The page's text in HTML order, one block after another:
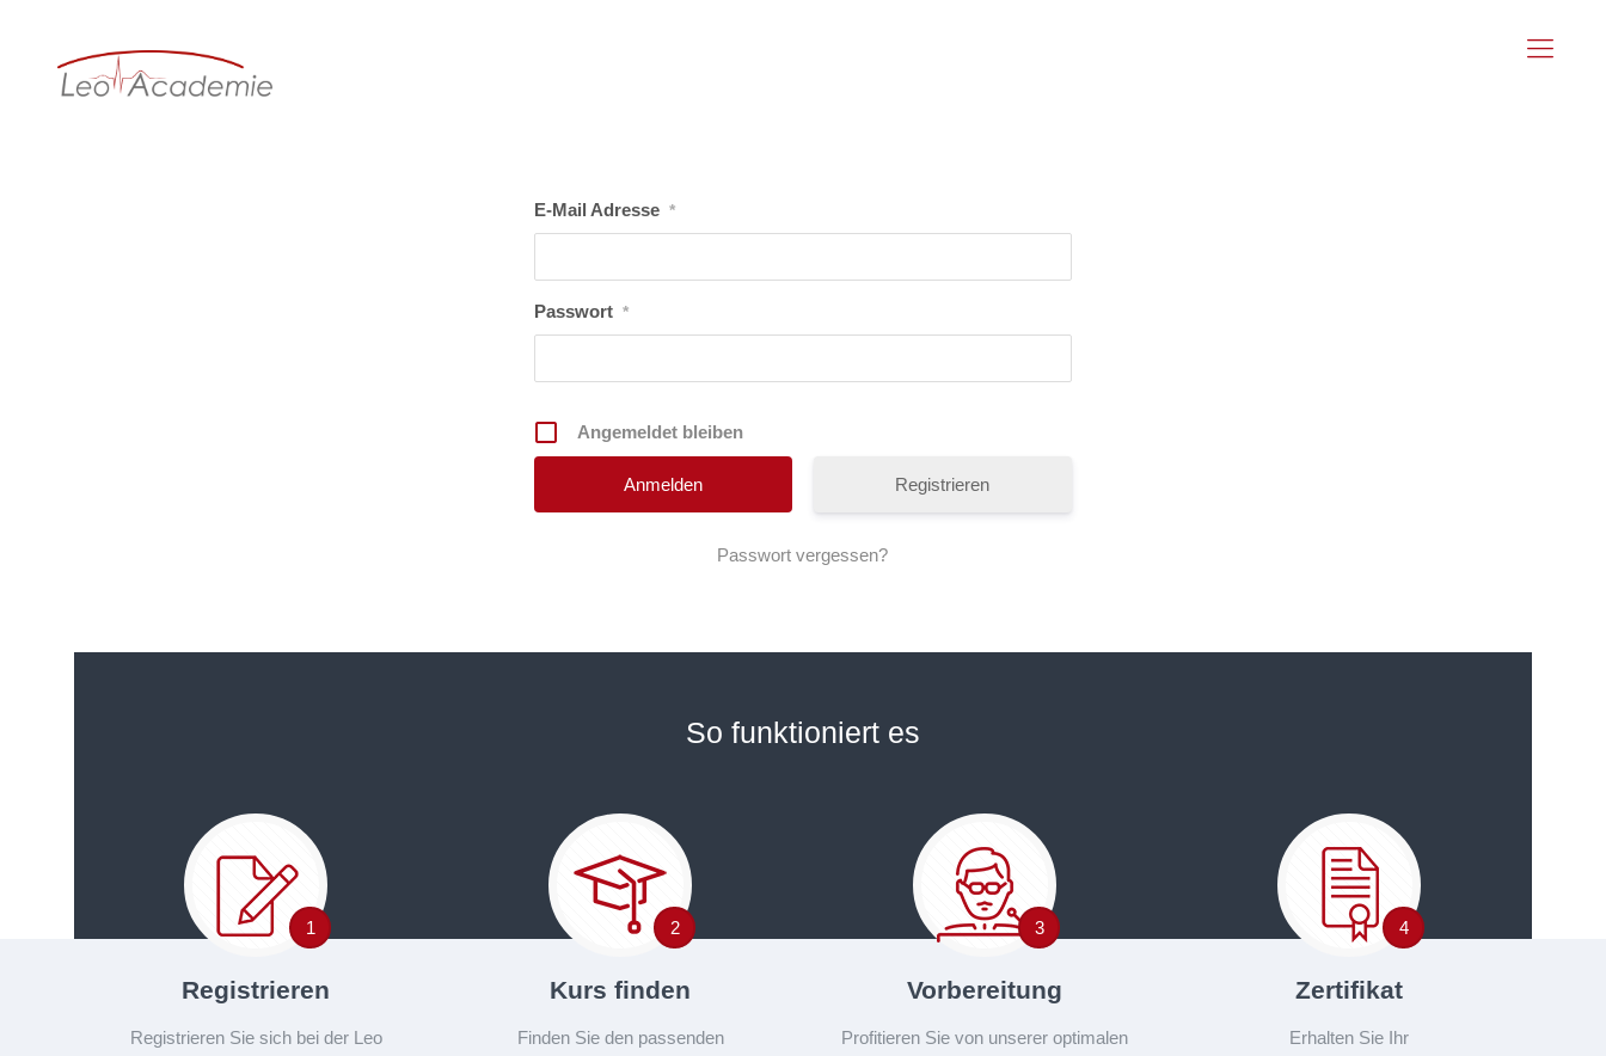
E-Mail Adresse *
Passwort *
Angemeldet bleiben
Registrieren
Passwort vergessen?
So funktioniert es
1
Registrieren
Registrieren Sie sich bei der Leo
2
Kurs finden
Finden Sie den passenden
3
Vorbereitung
Profitieren Sie von unserer optimalen
4
Zertifikat
Erhalten Sie Ihr